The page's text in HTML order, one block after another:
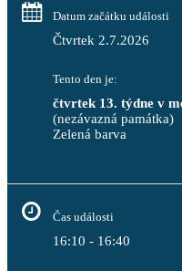
Datum začátku události
Čtvrtek 2.7.2026
Tento den je:
čtvrtek 13. týdne v
(nezávazná památka)
Čas události
16:10 - 16:40